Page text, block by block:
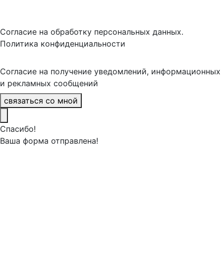
Согласие на обработку персональных данных.
Политика конфиденциальности
Согласие на получение уведомлений, информационных
и рекламных сообщений
связаться со мной
Спасибо!
Ваша форма отправлена!